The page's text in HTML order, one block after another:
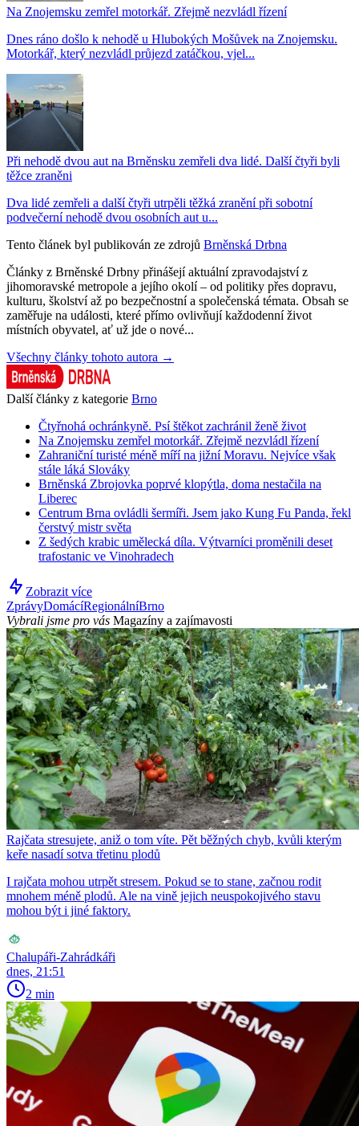
Na Znojemsku zemřel motorkář. Zřejmě nezvládl řízení
Dnes ráno došlo k nehodě u Hlubokých Mošůvek na Znojemsku.
Motorkář, který nezvládl průjezd zatáčkou, vjel...
Při nehodě dvou aut na Brněnsku zemřeli dva lidé. Další čtyři byli
těžce zraněni
Dva lidé zemřeli a další čtyři utrpěli těžká zranění při sobotní
podvečerní nehodě dvou osobních aut u...
Tento článek byl publikován ze zdrojů Brněnská Drbna
Články z Brněnské Drbny přinášejí aktuální zpravodajství z
jihomoravské metropole a jejího okolí – od politiky přes dopravu,
kulturu, školství až po bezpečnostní a společenská témata. Obsah se
zaměřuje na události, které přímo ovlivňují každodenní život
místních obyvatel, ať už jde o nové...
Všechny články tohoto autora →
Další články z kategorie Brno
Čtyřnohá ochránkyně. Psí štěkot zachránil ženě život
Na Znojemsku zemřel motorkář. Zřejmě nezvládl řízení
Zahraniční turisté méně míří na jižní Moravu. Nejvíce však
stále láká Slováky
Brněnská Zbrojovka poprvé klopýtla, doma nestačila na
Liberec
Centrum Brna ovládli šermíři. Jsem jako Kung Fu Panda, řekl
čerstvý mistr světa
Z šedých krabic umělecká díla. Výtvarníci proměnili deset
trafostanic ve Vinohradech
Zobrazit více
ZprávyDomácíRegionálníBrno
Vybrali jsme pro vás Magazíny a zajímavosti
Rajčata stresujete, aniž o tom víte. Pět běžných chyb, kvůli kterým
keře nasadí sotva třetinu plodů
I rajčata mohou utrpět stresem. Pokud se to stane, začnou rodit
mnohem méně plodů. Ale na vině jejich neuspokojivého stavu
mohou být i jiné faktory.
Chalupáři-Zahrádkáři
dnes, 21:51
2 min